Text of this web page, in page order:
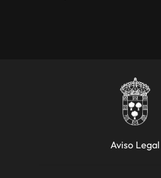
Aviso Legal